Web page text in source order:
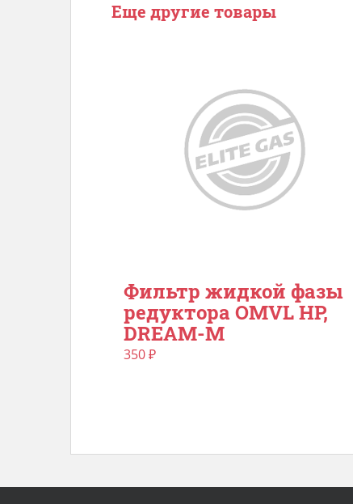
кольцами
Еще другие товары
Фильтр жидкой фазы
редуктора OMVL HP,
DREAM-M
350₽